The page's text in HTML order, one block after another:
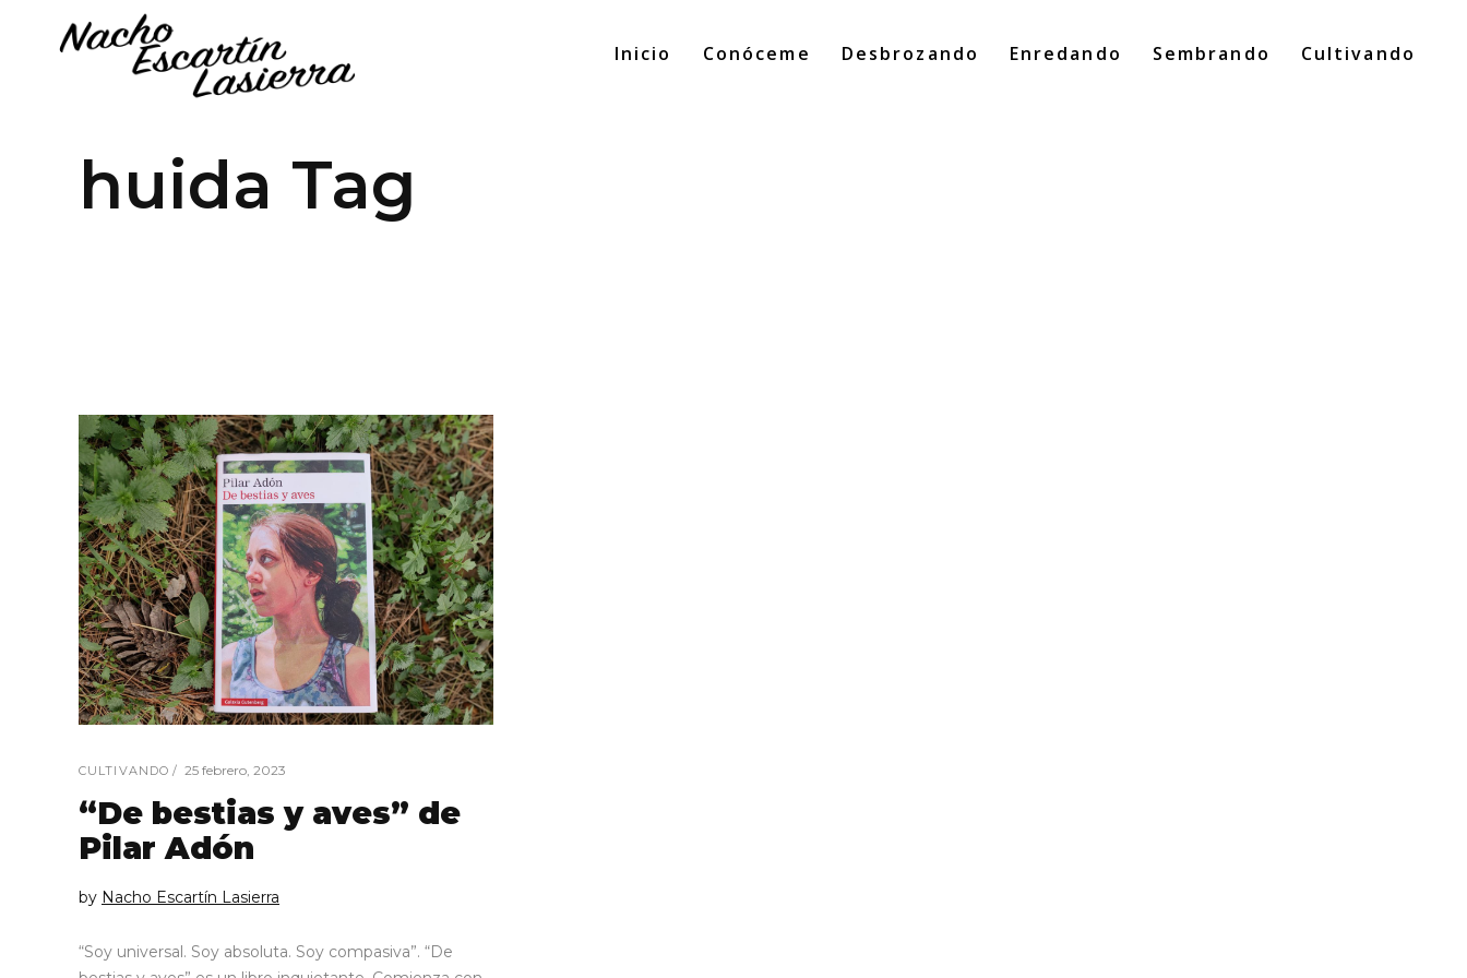
Inicio Conóceme Desbrozando Enredando Sembrando Cultivando
huida Tag
CULTIVANDO 25 febrero, 2023
“De bestias y aves” de
Pilar Adón
by Nacho Escartín Lasierra
“Soy universal. Soy absoluta. Soy compasiva”. “De